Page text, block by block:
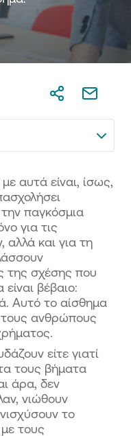
αυτά είναι, ίσως,
παγκόσμια
για τις
αλλά και για τη
της σχέσης που
βέβαιο:
Αυτό το αίσθημα
τους ανθρώπους
είτε γιατί
τους βήματα
άρα, δεν
νιώθουν
το
τους